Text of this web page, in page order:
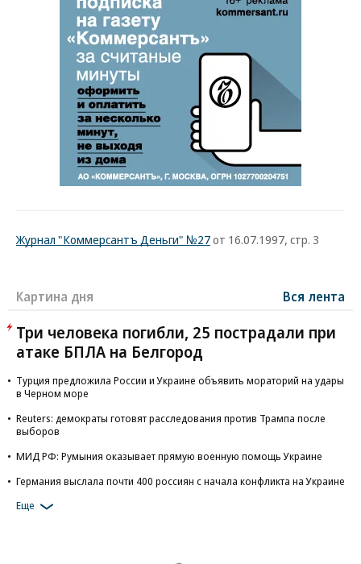
Журнал "Коммерсантъ Деньги" №27от 16.07.1997, стр. 3
Картина дня Вся лента
Три человека погибли, 25 пострадали при
атаке БПЛА на Белгород
Турция предложила России и Украине объявить мораторий на удары
в Черном море
Reuters: демократы готовят расследования против Трампа после
выборов
МИД РФ: Румыния оказывает прямую военную помощь Украине
Германия выслала почти 400 россиян с начала конфликта на Украине
Еще